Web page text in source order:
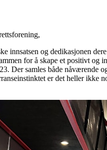
innsatsen og dedikasjonen
for å skape et positivt og
Der samles både nåværende
er det heller ikke